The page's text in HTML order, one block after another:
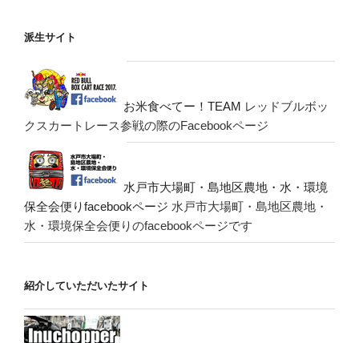
派生サイト
お米食べてー！TEAM レッドブルボッ
クスカートレース参戦の際のFacebookページ
水戸市大場町・島地区農地・水・環境
保全会便りfacebookページ 水戸市大場町・島地区農地・
水・環境保全会便りのfacebookページです
紹介していただいたサイト